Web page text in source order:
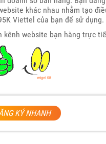
khác nhau nhằm tạo
Viettel của bạn để sử dụng.
website bạn hàng trực
KÝ NHANH